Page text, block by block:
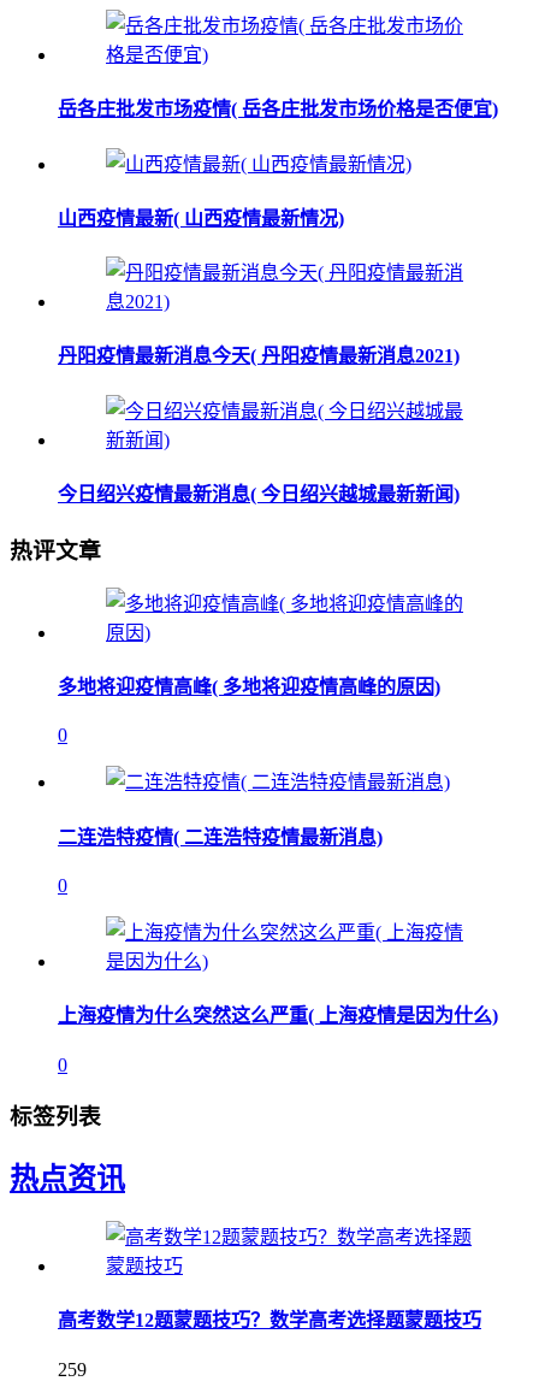
岳各庄批发市场疫情( 岳各庄批发市场价格是否便宜)
山西疫情最新( 山西疫情最新情况)
丹阳疫情最新消息今天( 丹阳疫情最新消息2021)
今日绍兴疫情最新消息( 今日绍兴越城最新新闻)
热评文章
多地将迎疫情高峰( 多地将迎疫情高峰的原因)
0
二连浩特疫情( 二连浩特疫情最新消息)
0
上海疫情为什么突然这么严重( 上海疫情是因为什么)
0
标签列表
热点资讯
高考数学12题蒙题技巧？数学高考选择题蒙题技巧
259